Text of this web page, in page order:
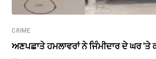
CRIME
ਅਣਪਛਾਤੇ ਹਮਲਾਵਰਾਂ ਨੇ ਜਿੰਮੀਦਾਰ ਦੇ ਘਰ 'ਤੇ